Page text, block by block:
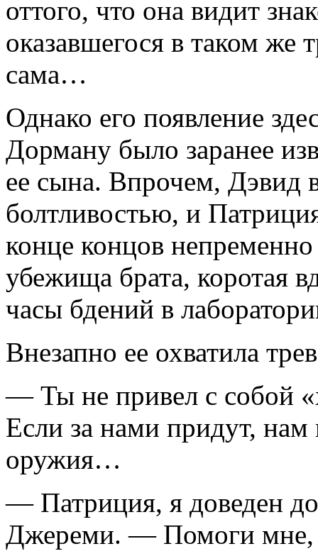
оттого, что она видит
ока­завшегося в таком же
сама…
Однако его появление
Дорману было заранее
ее сына. Впрочем, Дэвид
болтливостью, и
конце концов непремен­но
убежища брата, коротая
часы бдений в
Внезапно ее охватила
— Ты не привел с собой
Если за нами придут, нам
оружия…
— Патриция, я доведен
Джереми. — Помоги мне,